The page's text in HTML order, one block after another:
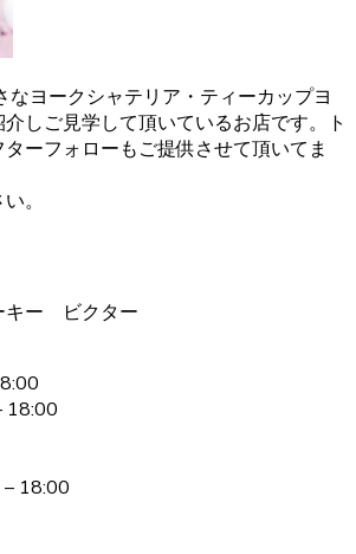
のご購入をお考えの際は、しっかり育
愛情たっぷりに接しているブリーダー
くのが一番です。大阪府松原市のベ
シャーテリアたちの育成・販売を経
行っていますのでご安心ください。
い方やしつけのレクチャーも致しま
アのご購入をお考えの際は、是非当
”と呼ばれとても上品な毛並みをしてい
被毛を結んだり、カットしたりと飼
シャレを楽しむことが出来ます。 ご
ドールへお問い合わせ下さい。
毛色は「ダーク・スチール・ブル
子犬の頃は黒色の割合が多く、成長す
なヨークシャテリア・ティーカップヨ
しご見学して頂いているお店です。ト
ーフォローもご提供させて頂いてま
。
18:00
18:00